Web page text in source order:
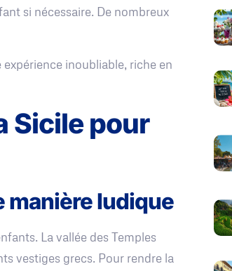
si nécessaire. De nombreux
inoubliable, riche en
Sicile pour
manière ludique
La vallée des Temples
vestiges grecs. Pour rendre la